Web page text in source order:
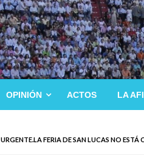
OPINIÓN ACTOS LA
URGENTE.LA FERIA DE SAN LUCAS NO ESTÁ